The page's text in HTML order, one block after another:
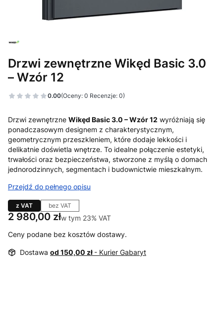
Drzwi zewnętrzne Wikęd Basic 3.0
– Wzór 12
0.00(Oceny: 0 Recenzje: 0)
Drzwi zewnętrzne Wikęd Basic 3.0 – Wzór 12 wyróżniają się
ponadczasowym designem z charakterystycznym,
geometrycznym przeszkleniem, które dodaje lekkości i
delikatnie doświetla wnętrze. To idealne połączenie estetyki,
trwałości oraz bezpieczeństwa, stworzone z myślą o domach
jednorodzinnych, segmentach i budownictwie mieszkalnym.
Przejdź do pełnego opisu
z VAT bez VAT
Cena
2 980,00 złw tym 23% VAT
w tym 23% VAT
Ceny podane bez kosztów dostawy.
Dostawa od 150,00 zł - Kurier Gabaryt